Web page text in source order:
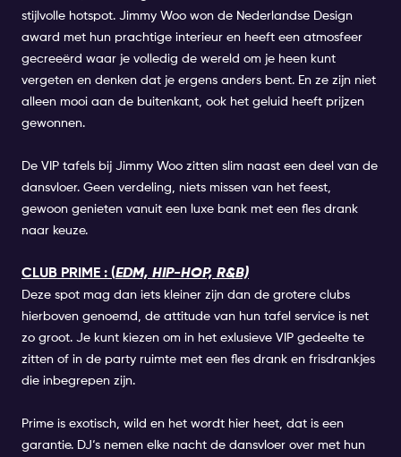
stijlvolle hotspot. Jimmy Woo won de Nederlandse Design
award met hun prachtige interieur en heeft een atmosfeer
gecreeërd waar je volledig de wereld om je heen kunt
vergeten en denken dat je ergens anders bent. En ze zijn niet
alleen mooi aan de buitenkant, ook het geluid heeft prijzen
gewonnen.
De VIP tafels bij Jimmy Woo zitten slim naast een deel van de
dansvloer. Geen verdeling, niets missen van het feest,
gewoon genieten vanuit een luxe bank met een fles drank
naar keuze.
CLUB PRIME : (EDM, HIP-HOP, R&B)
Deze spot mag dan iets kleiner zijn dan de grotere clubs
hierboven genoemd, de attitude van hun tafel service is net
zo groot. Je kunt kiezen om in het exlusieve VIP gedeelte te
zitten of in de party ruimte met een fles drank en frisdrankjes
die inbegrepen zijn.
Prime is exotisch, wild en het wordt hier heet, dat is een
garantie. DJ‘s nemen elke nacht de dansvloer over met hun